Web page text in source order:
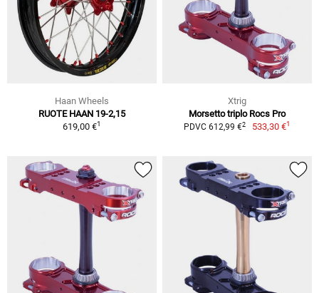
Haan Wheels
RUOTE HAAN 19-2,15
619,00 €1
Xtrig
Morsetto triplo Rocs Pro
PDVC 612,99 €2 533,30 €1